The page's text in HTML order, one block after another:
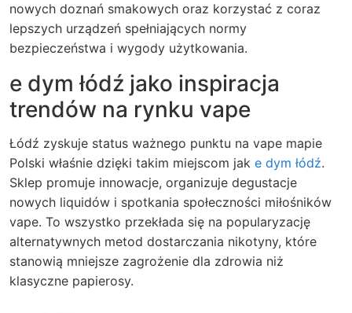
nowych doznań smakowych oraz korzystać z coraz
lepszych urządzeń spełniających normy
bezpieczeństwa i wygody użytkowania.
e dym łódź jako inspiracja
trendów na rynku vape
Łódź zyskuje status ważnego punktu na vape mapie
Polski właśnie dzięki takim miejscom jak e dym łódź.
Sklep promuje innowacje, organizuje degustacje
nowych liquidów i spotkania społeczności miłośników
vape. To wszystko przekłada się na popularyzację
alternatywnych metod dostarczania nikotyny, które
stanowią mniejsze zagrożenie dla zdrowia niż
klasyczne papierosy.